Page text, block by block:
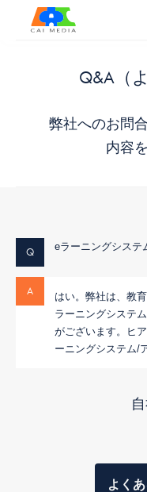
Q&A（
弊社へのお問
内容
Q eラーニングシステ
A
はい。弊社は、教
ラーニングシステ
がございます。ヒ
ーニングシステム/
よく